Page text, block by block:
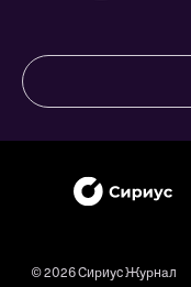
© 2026 Сириус Журнал